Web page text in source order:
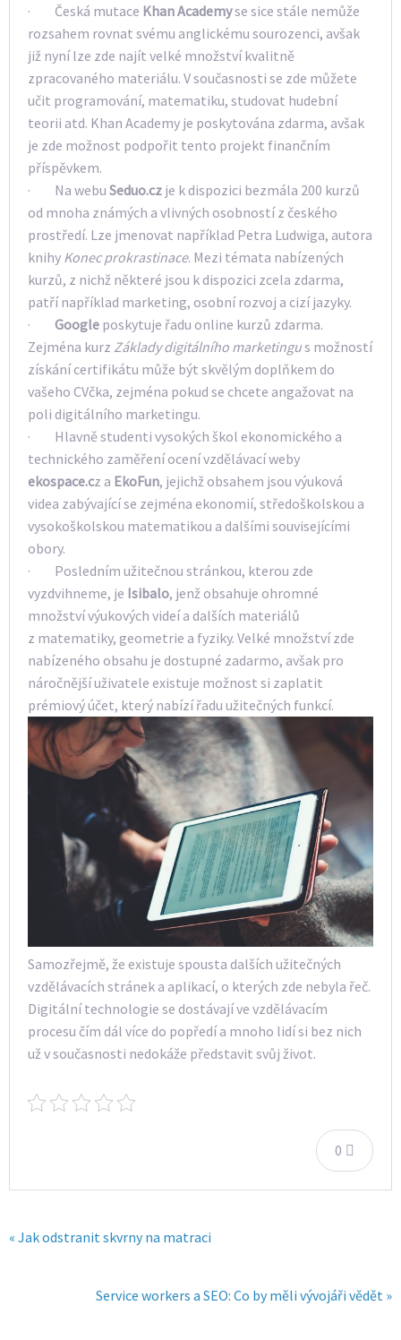
· Česká mutace KhanAcademyse sice stále nemůže
rozsahem rovnat svému anglickému sourozenci, avšak
již nyní lze zde najít velké množství kvalitně
zpracovaného materiálu. V současnosti se zde můžete
učit programování, matematiku, studovat hudební
teorii atd. Khan Academy je poskytována zdarma, avšak
je zde možnost podpořit tento projekt finančním
příspěvkem.
· Na webu Seduo.cz je k dispozici bezmála 200 kurzů
od mnoha známých a vlivných osobností z českého
prostředí. Lze jmenovat například Petra Ludwiga, autora
knihy Konec prokrastinace. Mezi témata nabízených
kurzů, z nichž některé jsou k dispozici zcela zdarma,
patří například marketing, osobní rozvoj a cizí jazyky.
· Google poskytuje řadu online kurzů zdarma.
Zejména kurz Základy digitálního marketingus možností
získání certifikátu může být skvělým doplňkem do
vašeho CVčka, zejména pokud se chcete angažovat na
poli digitálního marketingu.
· Hlavně studenti vysokých škol ekonomického a
technického zaměření ocení vzdělávací weby
ekospace.cz a EkoFun, jejichž obsahem jsou výuková
videa zabývající se zejména ekonomií, středoškolskou a
vysokoškolskou matematikou a dalšími souvisejícími
obory.
· Posledním užitečnou stránkou, kterou zde
vyzdvihneme, je Isibalo, jenž obsahuje ohromné
množství výukových videí a dalších materiálů
z matematiky, geometrie a fyziky. Velké množství zde
nabízeného obsahu je dostupné zadarmo, avšak pro
náročnější uživatele existuje možnost si zaplatit
prémiový účet, který nabízí řadu užitečných funkcí.
Samozřejmě, že existuje spousta dalších užitečných
vzdělávacích stránek a aplikací, o kterých zde nebyla řeč.
Digitální technologie se dostávají ve vzdělávacím
procesu čím dál více do popředí a mnoho lidí si bez nich
už v současnosti nedokáže představit svůj život.
0
« Jak odstranit skvrny na matraci
Service workers a SEO: Co by měli vývojáři vědět »